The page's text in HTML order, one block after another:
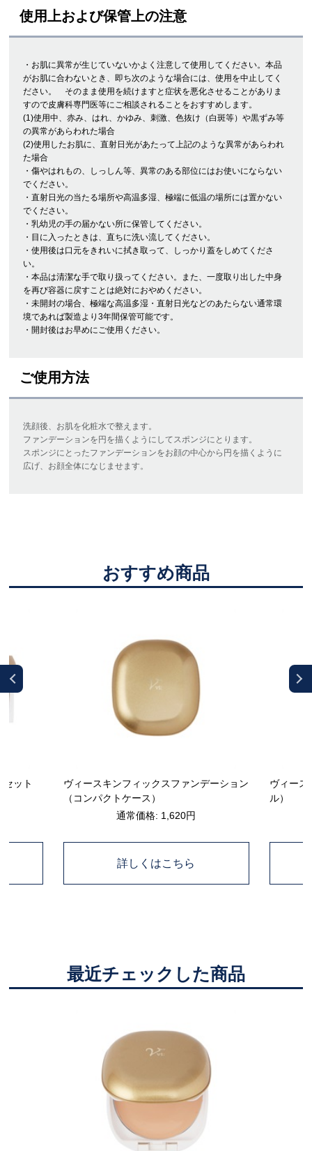
使用上および保管上の注意
・お肌に異常が生じていないかよく注意して使用してください。本品
がお肌に合わないとき、即ち次のような場合には、使用を中止してく
ださい。 そのまま使用を続けますと症状を悪化させることがありま
すので皮膚科専門医等にご相談されることをおすすめします。
(1)使用中、赤み、はれ、かゆみ、刺激、色抜け（白斑等）や黒ずみ等
の異常があらわれた場合
(2)使用したお肌に、直射日光があたって上記のような異常があらわれ
た場合
・傷やはれもの、しっしん等、異常のある部位にはお使いにならない
でください。
・直射日光の当たる場所や高温多湿、極端に低温の場所には置かない
でください。
・乳幼児の手の届かない所に保管してください。
・目に入ったときは、直ちに洗い流してください。
・使用後は口元をきれいに拭き取って、しっかり蓋をしめてくださ
い。
・本品は清潔な手で取り扱ってください。また、一度取り出した中身
を再び容器に戻すことは絶対におやめください。
・未開封の場合、極端な高温多湿・直射日光などのあたらない通常環
境であれば製造より3年間保管可能です。
・開封後はお早めにご使用ください。
ご使用方法
洗顔後、お肌を化粧水で整えます。
ファンデーションを円を描くようにしてスポンジにとります。
スポンジにとったファンデーションをお顔の中心から円を描くように
広げ、お顔全体になじませます。
おすすめ商品
ット
ヴィースキンフィックスファンデーション
（コンパクトケース）
通常価格: 1,620円
詳しくはこちら
ヴィース
ル）
最近チェックした商品